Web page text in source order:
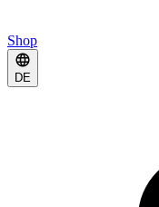
Shop
DE